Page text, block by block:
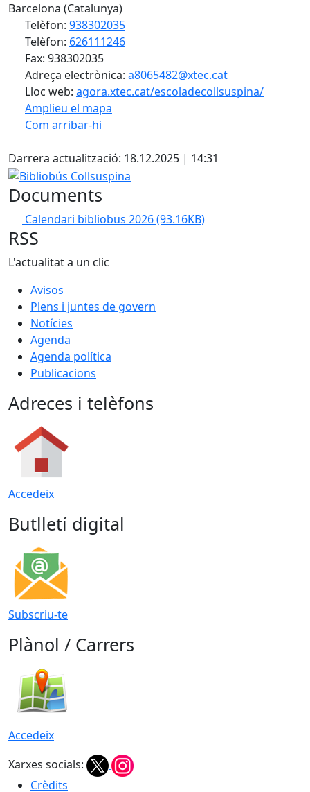
Barcelona (Catalunya)
Telèfon: 938302035
Telèfon: 626111246
Fax: 938302035
Adreça electrònica: a8065482@xtec.cat
Lloc web: agora.xtec.cat/escoladecollsuspina/
Amplieu el mapa
Com arribar-hi
+
−
Darrera actualització: 18.12.2025 | 14:31
Bibliobús Collsuspina
Documents
Calendari bibliobus 2026(93.16KB)
RSS
L'actualitat a un clic
Avisos
Plens i juntes de govern
Notícies
Agenda
Agenda política
Publicacions
Adreces i telèfons
Accedeix
Butlletí digital
Subscriu-te
Plànol / Carrers
Accedeix
Xarxes socials:
Crèdits